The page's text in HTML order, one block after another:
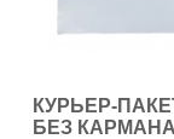
КУРЬЕР-
БЕЗ